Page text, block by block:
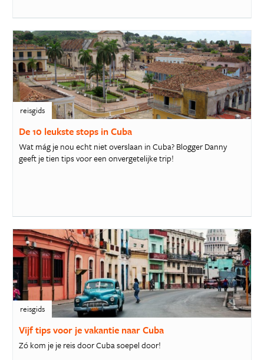
reisgids
De 10 leukste stops in Cuba
Wat mág je nou echt niet overslaan in Cuba? Blogger Danny
geeft je tien tips voor een onvergetelijke trip!
reisgids
Vijf tips voor je vakantie naar Cuba
Zó kom je je reis door Cuba soepel door!